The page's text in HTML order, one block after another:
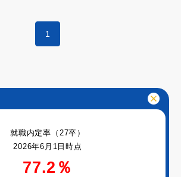
1
就職内定率（27卒）
2026年6月1日時点
77.2％